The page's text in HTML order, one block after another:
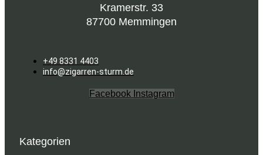
Kramerstr. 33
87700 Memmingen
+49 8331 4403
info@zigarren-sturm.de
Facebook Instagram
Kategorien